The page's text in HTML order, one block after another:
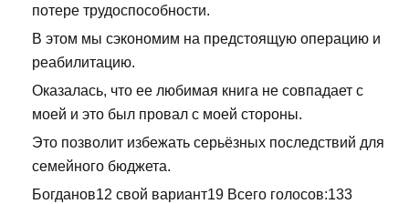
потере трудоспособности.
В этом мы сэкономим на предстоящую операцию и
реабилитацию.
Оказалась, что ее любимая книга не совпадает с
моей и это был провал с моей стороны.
Это позволит избежать серьёзных последствий для
семейного бюджета.
Богданов12 свой вариант19 Всего голосов:133